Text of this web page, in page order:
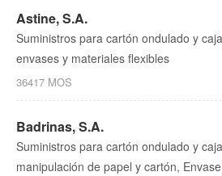
Astine, S.A.
Suministros para cartón ondulado y
envases y materiales flexibles
36417 MOS
Badrinas, S.A.
Suministros para cartón ondulado y
manipulación de papel y cartón,